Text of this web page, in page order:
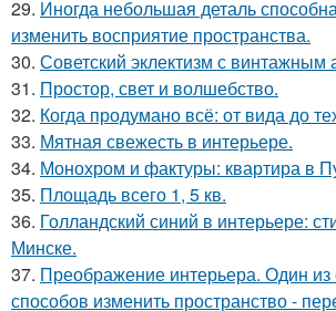
29. Иногда небольшая деталь
изменить восприятие пространства.
30. Советский эклектизм с винтажным
31. Простор, свет и волшебство.
32. Когда продумано всё: от вида до
33. Мятная свежесть в интерьере.
34. Монохром и фактуры: квартира в
35. Площадь всего 1, 5 кв.
36. Голландский синий в интерьере:
Минске.
37. Преображение интерьера. Один
способов изменить пространство -